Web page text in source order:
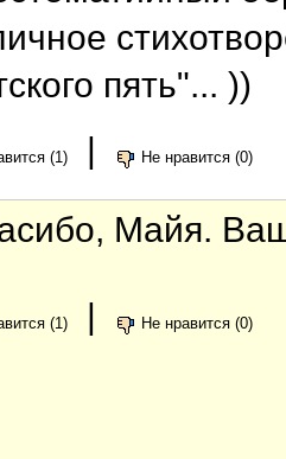
пять"... ))
(1) | Не нравится (0)
Майя.
(1) | Не нравится (0)